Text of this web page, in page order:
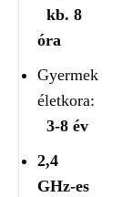
kb. 8
óra
Gyermek
életkora:
3-8 év
2,4
GHz-es